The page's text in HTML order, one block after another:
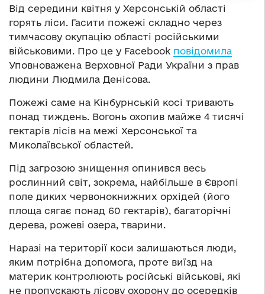
Від середини квітня у Херсонській області
горять ліси. Гасити пожежі складно через
тимчасову окупацію області російськими
військовими. Про це у Facebook повідомила
Уповноважена Верховної Ради України з прав
людини Людмила Денісова.
Пожежі саме на Кінбурнській косі тривають
понад тиждень. Вогонь охопив майже 4 тисячі
гектарів лісів на межі Херсонської та
Миколаївської областей.
Під загрозою знищення опинився весь
рослинний світ, зокрема, найбільше в Європі
поле диких червонокнижних орхідей (його
площа сягає понад 60 гектарів), багаторічні
дерева, рожеві озера, тварини.
Наразі на території коси залишаються люди,
яким потрібна допомога, проте виїзд на
материк контролюють російські військові, які
не пропускають лісову охорону до осередків